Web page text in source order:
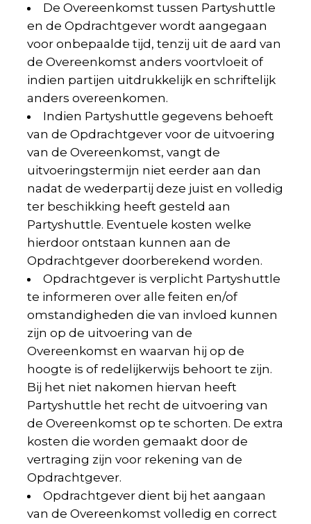
De Overeenkomst tussen Partyshuttle
en de Opdrachtgever wordt aangegaan
voor onbepaalde tijd, tenzij uit de aard van
de Overeenkomst anders voortvloeit of
indien partijen uitdrukkelijk en schriftelijk
anders overeenkomen.
Indien Partyshuttle gegevens behoeft
van de Opdrachtgever voor de uitvoering
van de Overeenkomst, vangt de
uitvoeringstermijn niet eerder aan dan
nadat de wederpartij deze juist en volledig
ter beschikking heeft gesteld aan
Partyshuttle. Eventuele kosten welke
hierdoor ontstaan kunnen aan de
Opdrachtgever doorberekend worden.
Opdrachtgever is verplicht Partyshuttle
te informeren over alle feiten en/of
omstandigheden die van invloed kunnen
zijn op de uitvoering van de
Overeenkomst en waarvan hij op de
hoogte is of redelijkerwijs behoort te zijn.
Bij het niet nakomen hiervan heeft
Partyshuttle het recht de uitvoering van
de Overeenkomst op te schorten. De extra
kosten die worden gemaakt door de
vertraging zijn voor rekening van de
Opdrachtgever.
Opdrachtgever dient bij het aangaan
van de Overeenkomst volledig en correct